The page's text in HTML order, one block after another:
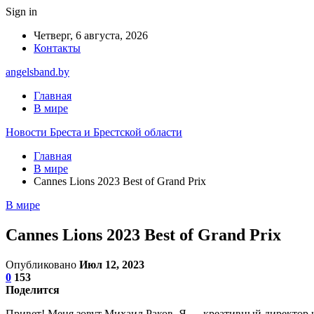
Sign in
Четверг, 6 августа, 2026
Контакты
angelsband.by
Главная
В мире
Новости Бреста и Брестской области
Главная
В мире
Cannes Lions 2023 Best of Grand Prix
В мире
Cannes Lions 2023 Best of Grand Prix
Опубликовано Июл 12, 2023
0 153
Поделится